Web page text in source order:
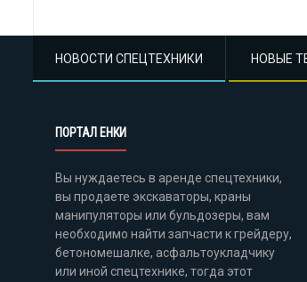
НОВОСТИ СПЕЦТЕХНИКИ НОВЫЕ
ПОРТАЛ ЕНКИ
Вы нуждаетесь в аренде спецтехники,
вы продаете экскаваторы, краны
манипуляторы или бульдозеры, вам
необходимо найти запчасти к грейдеру,
бетономешалке, асфальтоукладчику
или иной спецтехнике, тогда этот